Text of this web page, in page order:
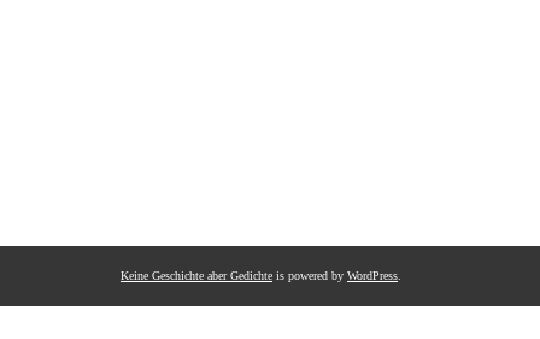
Keine Geschichte aber Gedichte is powered by WordPress